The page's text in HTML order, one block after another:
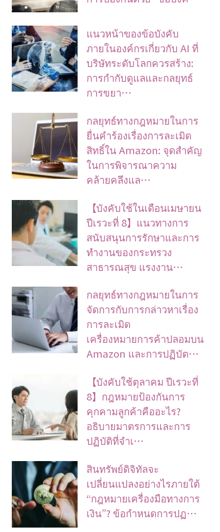
แนวหน้าของข้อบังคับ
ภายในองค์กรเกี่ยวกับ AI ที่
บริษัทระดับโลกควรสร้าง:
การกำกับดูแลและกลยุทธ์
การขยา…
กลยุทธ์ทางกฎหมายในการ
ยื่นคำร้องเรื่องการละเมิด
สิทธิ์ใน Amazon: จุดสำคัญ
ในการพิจารณาความ
คล้ายคลึงแล…
【บังคับใช้ในเดือนเมษายน
ปีเรวะที่ 8】แนวทางการ
สนับสนุนการรักษาและการ
ทำงานของกระทรวง
สาธารณสุข แรงงาน…
กลยุทธ์ทางกฎหมายในการ
จัดการกับการกล่าวหาเรื่อง
การละเมิด
เครื่องหมายการค้าปลอมบน
Amazon และการปฏิบัต…
【บังคับใช้ตุลาคม ปีเรวะที่
8】กฎหมายป้องกันการ
คุกคามลูกค้าคืออะไร?
อธิบายมาตรการและการ
ปฏิบัติที่จำเ…
สินทรัพย์ดิจิทัลจะ
เปลี่ยนแปลงอย่างไรภายใต้
“กฎหมายเครื่องมือทางการ
เงิน”? ข้อกำหนดการปฏ…